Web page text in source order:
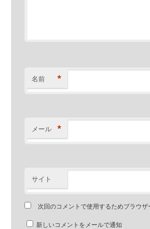
名前 *
メール *
サイト
次回のコメントで使用するためブラウ
新しいコメントをメールで通知